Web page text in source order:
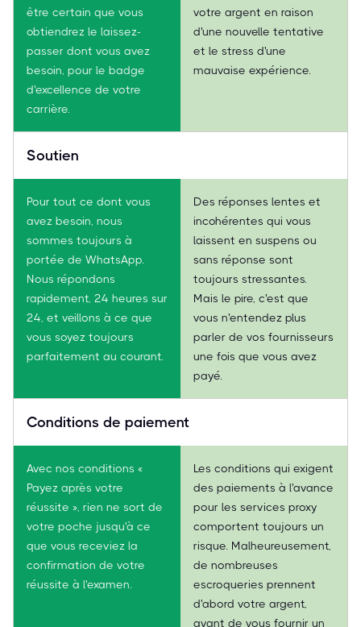
être certain que vous
obtiendrez le laissez-
passer dont vous avez
besoin, pour le badge
d'excellence de votre
carrière.
votre argent en raison
d'une nouvelle tentative
et le stress d'une
mauvaise expérience.
Soutien
Pour tout ce dont vous
avez besoin, nous
sommes toujours à
portée de WhatsApp.
Nous répondons
rapidement, 24 heures sur
24, et veillons à ce que
vous soyez toujours
parfaitement au courant.
Des réponses lentes et
incohérentes qui vous
laissent en suspens ou
sans réponse sont
toujours stressantes.
Mais le pire, c'est que
vous n'entendez plus
parler de vos fournisseurs
une fois que vous avez
payé.
Conditions de paiement
Avec nos conditions «
Payez après votre
réussite », rien ne sort de
votre poche jusqu'à ce
que vous receviez la
confirmation de votre
réussite à l'examen.
Les conditions qui exigent
des paiements à l'avance
pour les services proxy
comportent toujours un
risque. Malheureusement,
de nombreuses
escroqueries prennent
d'abord votre argent,
avant de vous fournir un